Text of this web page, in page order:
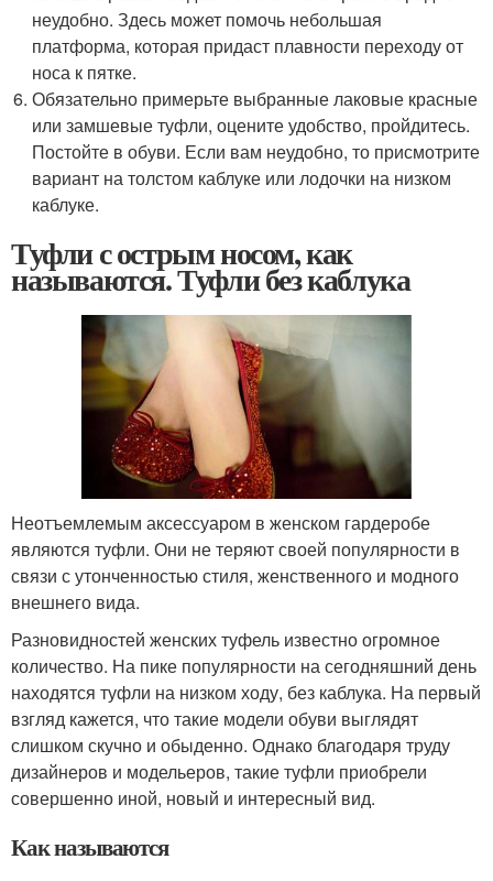
неудобно. Здесь может помочь небольшая
платформа, которая придаст плавности переходу от
носа к пятке.
Обязательно примерьте выбранные лаковые красные
или замшевые туфли, оцените удобство, пройдитесь.
Постойте в обуви. Если вам неудобно, то присмотрите
вариант на толстом каблуке или лодочки на низком
каблуке.
Туфли с острым носом, как
называются. Туфли без каблука
Неотъемлемым аксессуаром в женском гардеробе
являются туфли. Они не теряют своей популярности в
связи с утонченностью стиля, женственного и модного
внешнего вида.
Разновидностей женских туфель известно огромное
количество. На пике популярности на сегодняшний день
находятся туфли на низком ходу, без каблука. На первый
взгляд кажется, что такие модели обуви выглядят
слишком скучно и обыденно. Однако благодаря труду
дизайнеров и модельеров, такие туфли приобрели
совершенно иной, новый и интересный вид.
Как называются